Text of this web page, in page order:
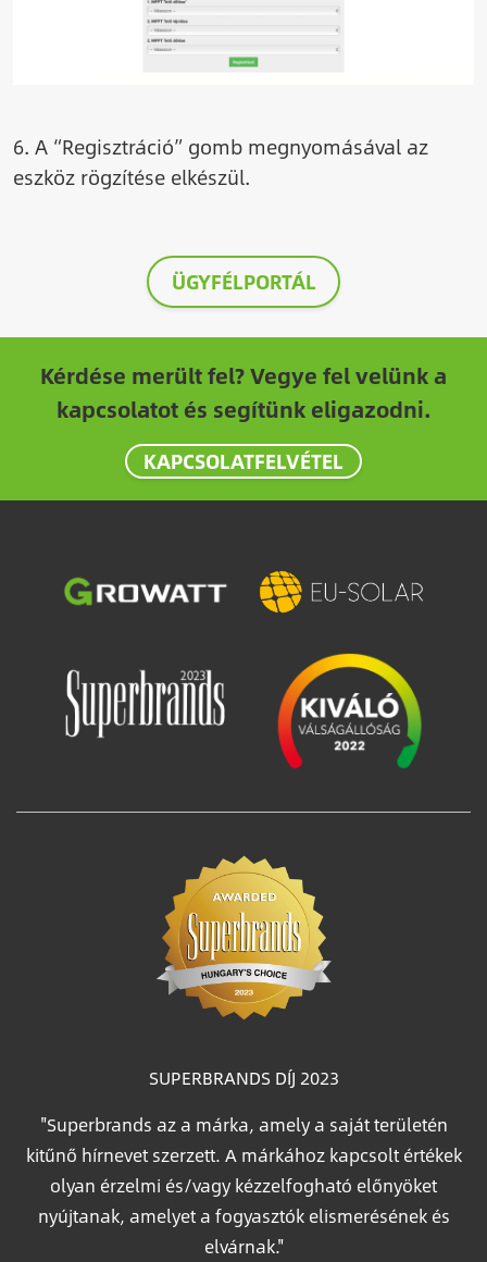
6. A “Regisztráció” gomb megnyomásával az
eszköz rögzítése elkészül.
ÜGYFÉLPORTÁL
Kérdése merült fel? Vegye fel velünk a
kapcsolatot és segítünk eligazodni.
KAPCSOLATFELVÉTEL
Image Image
SUPERBRANDS DÍJ 2023
"Superbrands az a márka, amely a saját területén
kitűnő hírnevet szerzett. A márkához kapcsolt értékek
olyan érzelmi és/vagy kézzelfogható előnyöket
nyújtanak, amelyet a fogyasztók elismerésének és
elvárnak."